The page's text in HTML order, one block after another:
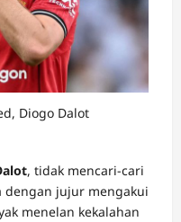
Diogo Dalot
, tidak mencari-cari
dengan jujur mengakui
menelan kekalahan